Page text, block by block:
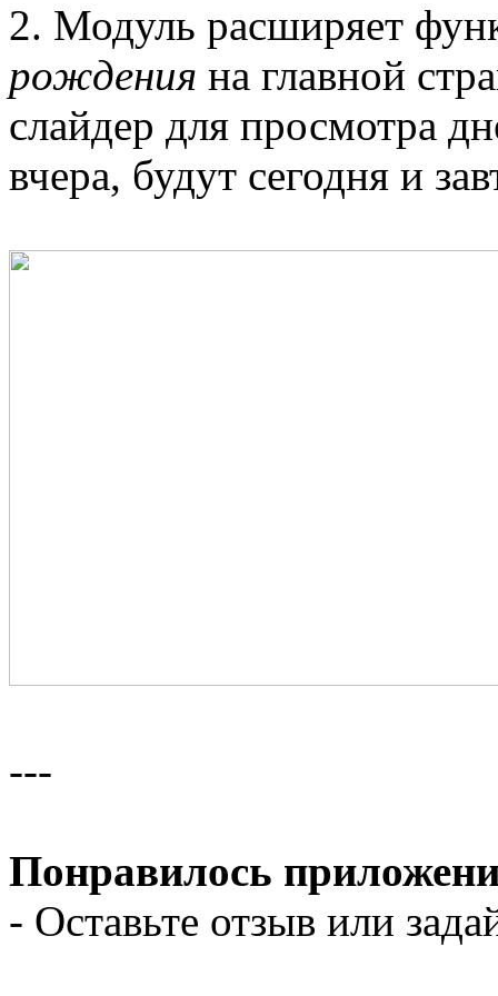
2. Модуль расширяет
рождения на главной
слайдер для просмотра
вчера, будут сегодня и
---
Понравилось
- Оставьте отзыв или